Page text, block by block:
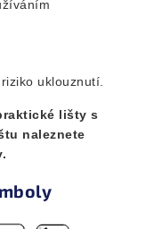
uklouznutí.
lišty s
naleznete